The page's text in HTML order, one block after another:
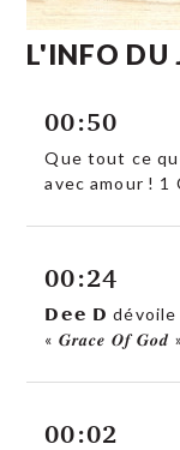
L'INFO DU
00:50
Que tout ce
avec amour !
00:24
𝗗𝗲𝗲 𝗗 dévoile
« 𝑮𝒓𝒂𝒄𝒆 𝑶𝒇 𝑮𝒐𝒅 »
00:02